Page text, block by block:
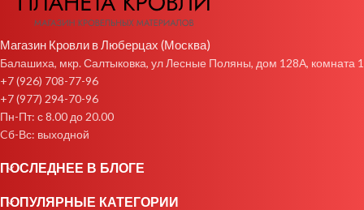
Магазин Кровли в Люберцах (Москва)
Балашиха, мкр. Салтыковка, ул Лесные Поляны, дом 128А, комната 1
+7 (926) 708-77-96
+7 (977) 294-70-96
Пн-Пт: с 8.00 до 20.00
Cб-Вс: выходной
ПОСЛЕДНЕЕ В БЛОГЕ
ПОПУЛЯРНЫЕ КАТЕГОРИИ